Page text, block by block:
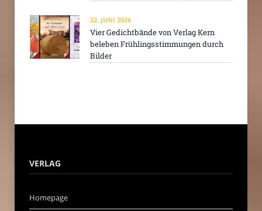
22. JUNI 2026
Vier Gedichtbände von Verlag Kern
beleben Frühlingsstimmungen durch
Bilder
VERLAG
Homepage